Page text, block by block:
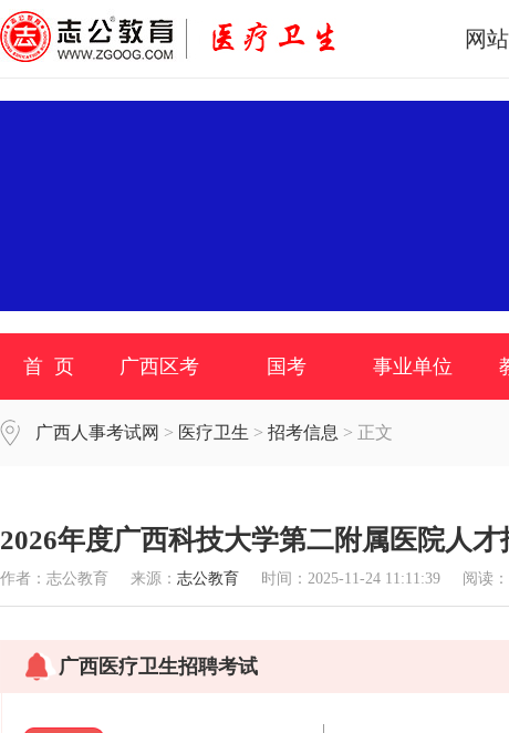
网
首 页 广西区考 国考 事业单位
广西人事考试网 > 医疗卫生 > 招考信息 > 正文
2026年度广西科技大学第二附属医院人才
作者：志公教育 来源： 志公教育 时间：2025-11-24 11:11:39 阅读：
广西医疗卫生招聘考试